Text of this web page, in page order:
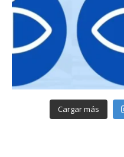
Cargar más